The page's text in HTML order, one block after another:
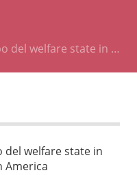
del welfare state in …
del welfare state in
America